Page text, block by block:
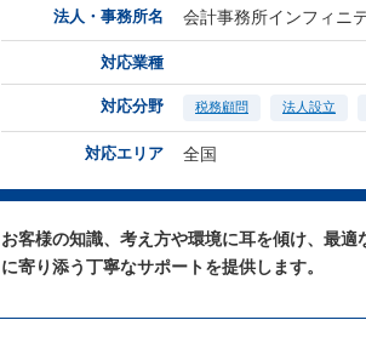
法人・事務所名 会計事務所インフィニ
対応業種
対応分野 税務顧問 法人設立
対応エリア 全国
お客様の知識、考え方や環境に耳を傾け、最
に寄り添う丁寧なサポートを提供します。